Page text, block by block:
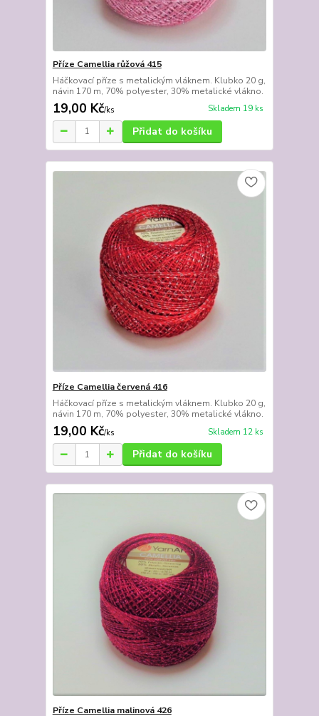
Příze Camellia růžová 415
Háčkovací příze s metalickým vláknem. Klubko 20 g,
návin 170 m, 70% polyester, 30% metalické vlákno.
19,00 Kč/ks Skladem 19 ks
Přidat do košíku
Příze Camellia červená 416
Háčkovací příze s metalickým vláknem. Klubko 20 g,
návin 170 m, 70% polyester, 30% metalické vlákno.
19,00 Kč/ks Skladem 12 ks
Přidat do košíku
Příze Camellia malinová 426